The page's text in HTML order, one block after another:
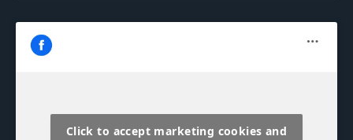
Click to accept marketing cookies and